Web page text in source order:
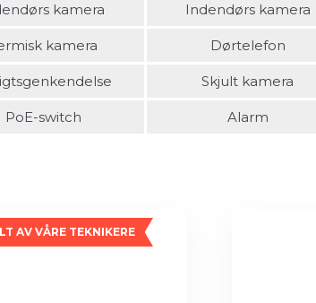
kamera Indendørs kamera
kamera Dørtelefon
Skjult kamera
PoE-switch Alarm
AV VÅRE TEKNIKERE